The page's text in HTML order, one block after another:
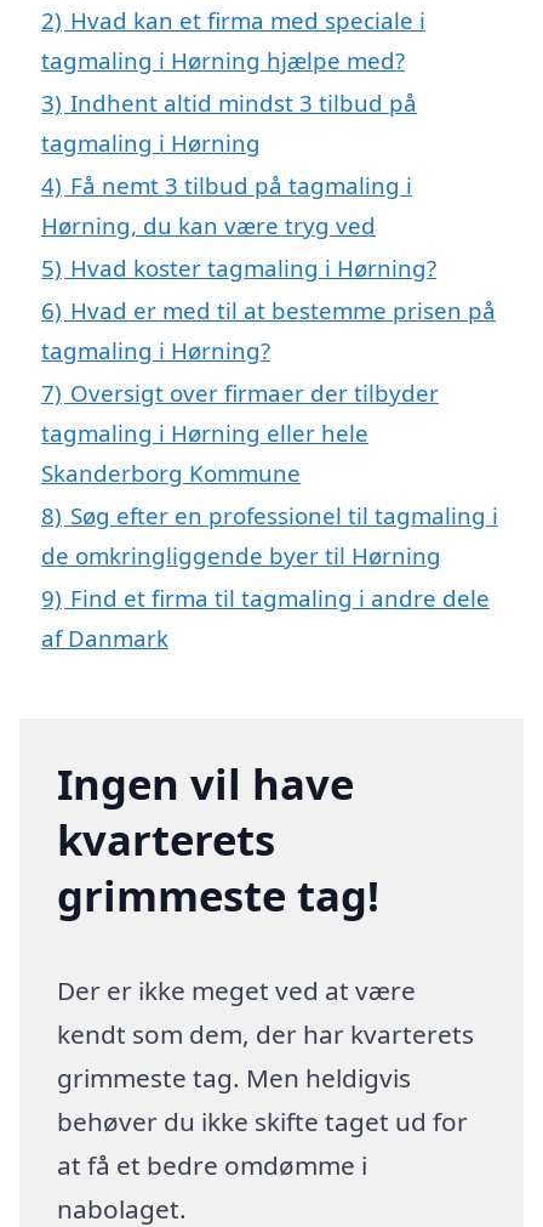
2) Hvad kan et firma med speciale i
tagmaling i Hørning hjælpe med?
3) Indhent altid mindst 3 tilbud på
tagmaling i Hørning
4) Få nemt 3 tilbud på tagmaling i
Hørning, du kan være tryg ved
5) Hvad koster tagmaling i Hørning?
6) Hvad er med til at bestemme prisen på
tagmaling i Hørning?
7) Oversigt over firmaer der tilbyder
tagmaling i Hørning eller hele
Skanderborg Kommune
8) Søg efter en professionel til tagmaling i
de omkringliggende byer til Hørning
9) Find et firma til tagmaling i andre dele
af Danmark
Ingen vil have
kvarterets
grimmeste tag!
Der er ikke meget ved at være
kendt som dem, der har kvarterets
grimmeste tag. Men heldigvis
behøver du ikke skifte taget ud for
at få et bedre omdømme i
nabolaget.